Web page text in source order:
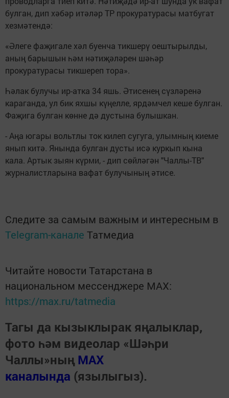
булган, дип хәбәр итәләр ТР прокуратурасы матбугат
хезмәтендә:
«Әлеге фаҗигале хәл буенча тикшерү оештырылды,
аның барышын һәм нәтиҗәләрен шәһәр
прокуратурасы тикшереп тора».
Һәлак булучы ир-атка 34 яшь. Әтисенең сүзләренә
караганда, ул бик яхшы күңелле, ярдәмчел кеше булган.
Фаҗига булган көнне дә дустына булышкан.
- Аңа югары вольтлы ток килеп сугуга, улымның киеме
янып китә. Янында булган дусты исә куркып кына
кала. Артык зыян күрми, - дип сөйләгән "Чаллы-ТВ"
журналистларына вафат булучының әтисе.
Следите за самым важным и интересным в
Telegram-канале Татмедиа
Читайте новости Татарстана в
национальном мессенджере MАХ:
https://max.ru/tatmedia
Тагы да кызыклырак яңалыклар,
фото һәм видеолар «Шәһри
Чаллы»ның MAX
каналында (язылыгыз).